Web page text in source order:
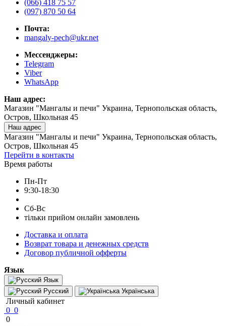
(066) 418 75 57
(097) 870 50 64
Почта:
mangaly-pech@ukr.net
Мессенджеры:
Telegram
Viber
WhatsApp
Наш адрес:
Магазин "Мангалы и печи" Украина, Тернопольская область,
Остров, Школьная 45
Наш адрес
Магазин "Мангалы и печи" Украина, Тернопольская область,
Остров, Школьная 45
Перейти в контакты
Время работы
Пн-Пт
9:30-18:30
Сб-Вс
тільки прийом онлайн замовлень
Доставка и оплата
Возврат товара и денежных средств
Договор публичной офферты
Язык
Язык
Русский
Українська
Личный кабинет
0 0
0